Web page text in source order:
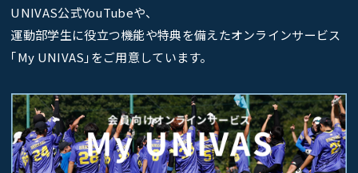
UNIVAS公式YouTubeや、
運動部学生に役立つ機能や特典を備えたオンラインサービス
｢My UNIVAS｣をご用意しています。